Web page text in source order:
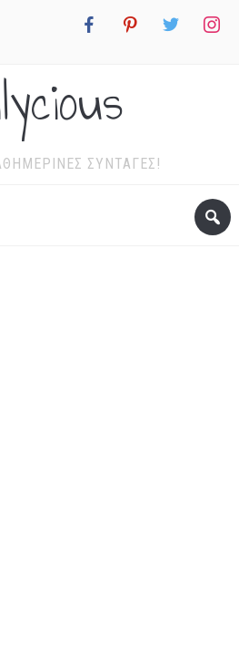
facebook pinterest twitter
ΣΥΝΤΑΓΈΣ!